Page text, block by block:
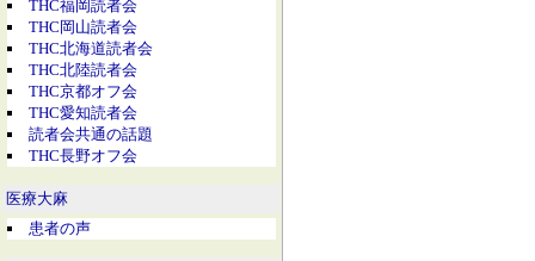
THC福岡読者会
THC岡山読者会
THC北海道読者会
THC北陸読者会
THC京都オフ会
THC愛知読者会
読者会共通の話題
THC長野オフ会
医療大麻
患者の声